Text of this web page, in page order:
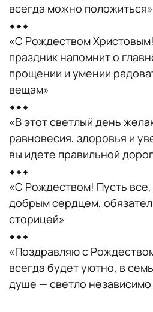
всегда можно положиться»
⬥⬥⬥
«С Рождеством
праздник напомнит о
прощении и умении
вещам»
⬥⬥⬥
«В этот светлый день
равновесия, здоровья и
вы идете правильной
⬥⬥⬥
«С Рождеством! Пусть
добрым сердцем,
сторицей»
⬥⬥⬥
«Поздравляю с
всегда будет уютно, в
душе — светло